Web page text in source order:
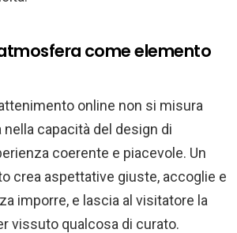
come elemento
online non si misura
capacità del design di
coerente e piacevole. Un
crea aspettative giuste, accoglie e
imporre, e lascia al visitatore la
vissuto qualcosa di curato.